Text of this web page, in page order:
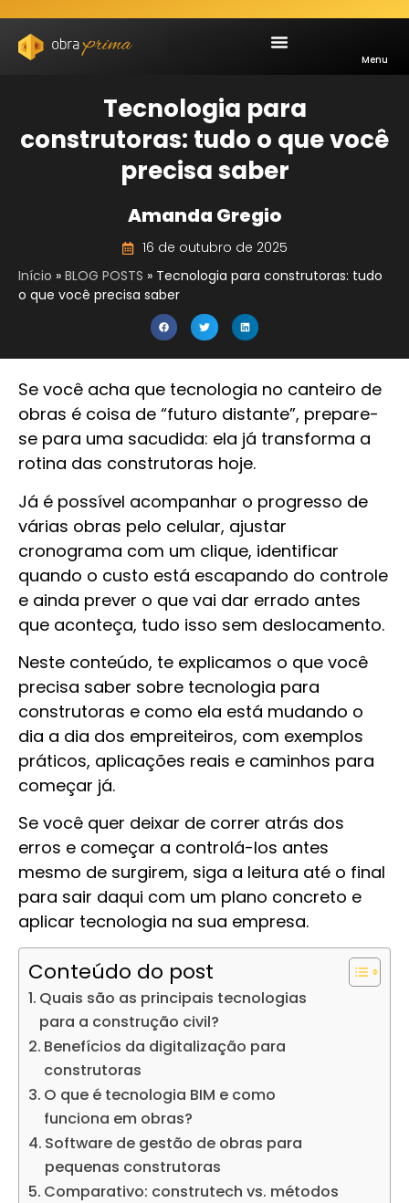
Menu
Tecnologia para
construtoras: tudo o que você
precisa saber
Amanda Gregio
16 de outubro de 2025
Início » BLOG POSTS » Tecnologia para construtoras: tudo
o que você precisa saber
Se você acha que tecnologia no canteiro de
obras é coisa de “futuro distante”, prepare-
se para uma sacudida: ela já transforma a
rotina das construtoras hoje.
Já é possível acompanhar o progresso de
várias obras pelo celular, ajustar
cronograma com um clique, identificar
quando o custo está escapando do controle
e ainda prever o que vai dar errado antes
que aconteça, tudo isso sem deslocamento.
Neste conteúdo, te explicamos o que você
precisa saber sobre tecnologia para
construtoras e como ela está mudando o
dia a dia dos empreiteiros, com exemplos
práticos, aplicações reais e caminhos para
começar já.
Se você quer deixar de correr atrás dos
erros e começar a controlá-los antes
mesmo de surgirem, siga a leitura até o final
para sair daqui com um plano concreto e
aplicar tecnologia na sua empresa.
Conteúdo do post
Quais são as principais tecnologias
para a construção civil?
Benefícios da digitalização para
construtoras
O que é tecnologia BIM e como
funciona em obras?
Software de gestão de obras para
pequenas construtoras
Comparativo: construtech vs. métodos